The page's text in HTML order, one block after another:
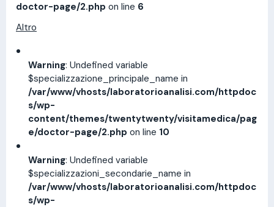
doctor-page/2.php on line 6
Altro
Warning: Undefined variable
$specializzazione_principale_name in
/var/www/vhosts/laboratorioanalisi.com/httpdoc
s/wp-
content/themes/twentytwenty/visitamedica/pag
e/doctor-page/2.php on line 10
Warning: Undefined variable
$specializzazioni_secondarie_name in
/var/www/vhosts/laboratorioanalisi.com/httpdoc
s/wp-